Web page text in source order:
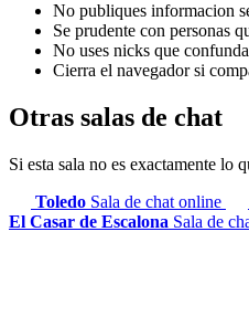
No publiques informacion
Se prudente con personas
No uses nicks que
Cierra el navegador si
Otras salas de chat
Si esta sala no es exactamente lo
Toledo Sala de chat online
El Casar de Escalona Sala de